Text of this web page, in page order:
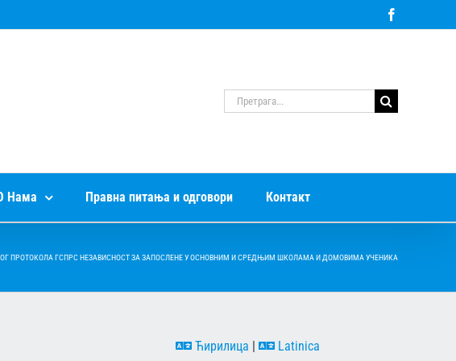
Претрага
за:
Нама Правна питања и одговори Контакт
ПРОТОКОЛА ГСПРС НЕЗАВИСНОСТ ЗА ЗАПОСЛЕНЕ У ОСНОВНИМ И СРЕДЊИМ ШКОЛАМА И ДОМОВИМА УЧЕНИКА
Ћирилица Latinica